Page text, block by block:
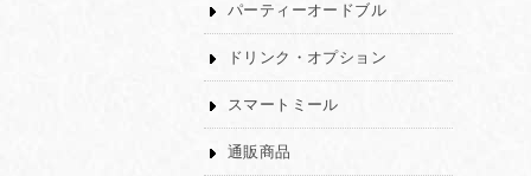
パーティーオードブル
ドリンク・オプション
スマートミール
通販商品